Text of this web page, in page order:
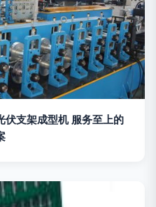
伏支架成型机 服务至上的